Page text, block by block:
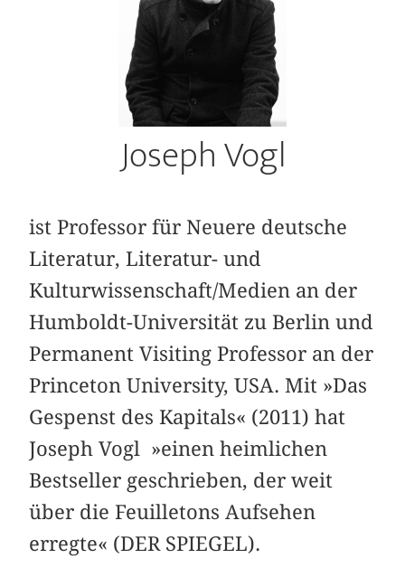
Joseph Vogl
ist Professor für Neuere deutsche
Literatur, Literatur- und
Kulturwissenschaft/Medien an der
Humboldt-Universität zu Berlin und
Permanent Visiting Professor an der
Princeton University, USA. Mit »Das
Gespenst des Kapitals« (2011) hat
Joseph Vogl »einen heimlichen
Bestseller geschrieben, der weit
über die Feuilletons Aufsehen
erregte« (DER SPIEGEL).